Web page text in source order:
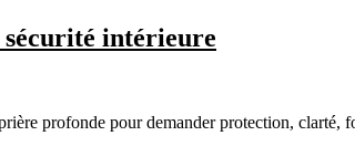
intérieure
profonde pour demander protection, clarté,